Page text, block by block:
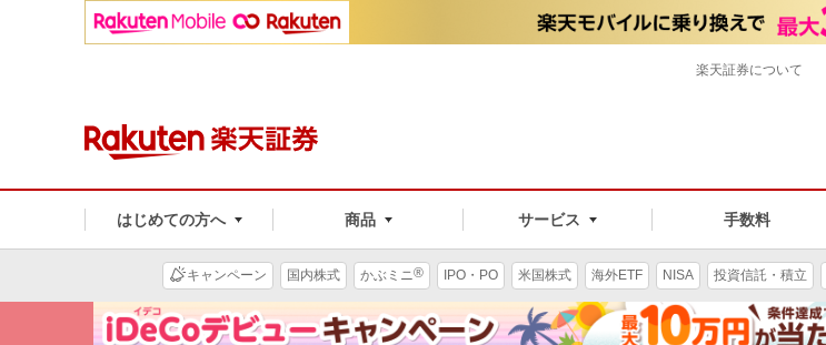
はじめての方へ 商品 サービス 手数料
楽天証券について
キャンペーン 国内株式 かぶミニ® IPO・PO 米国株式 海外ETF NISA 投資信託・積立